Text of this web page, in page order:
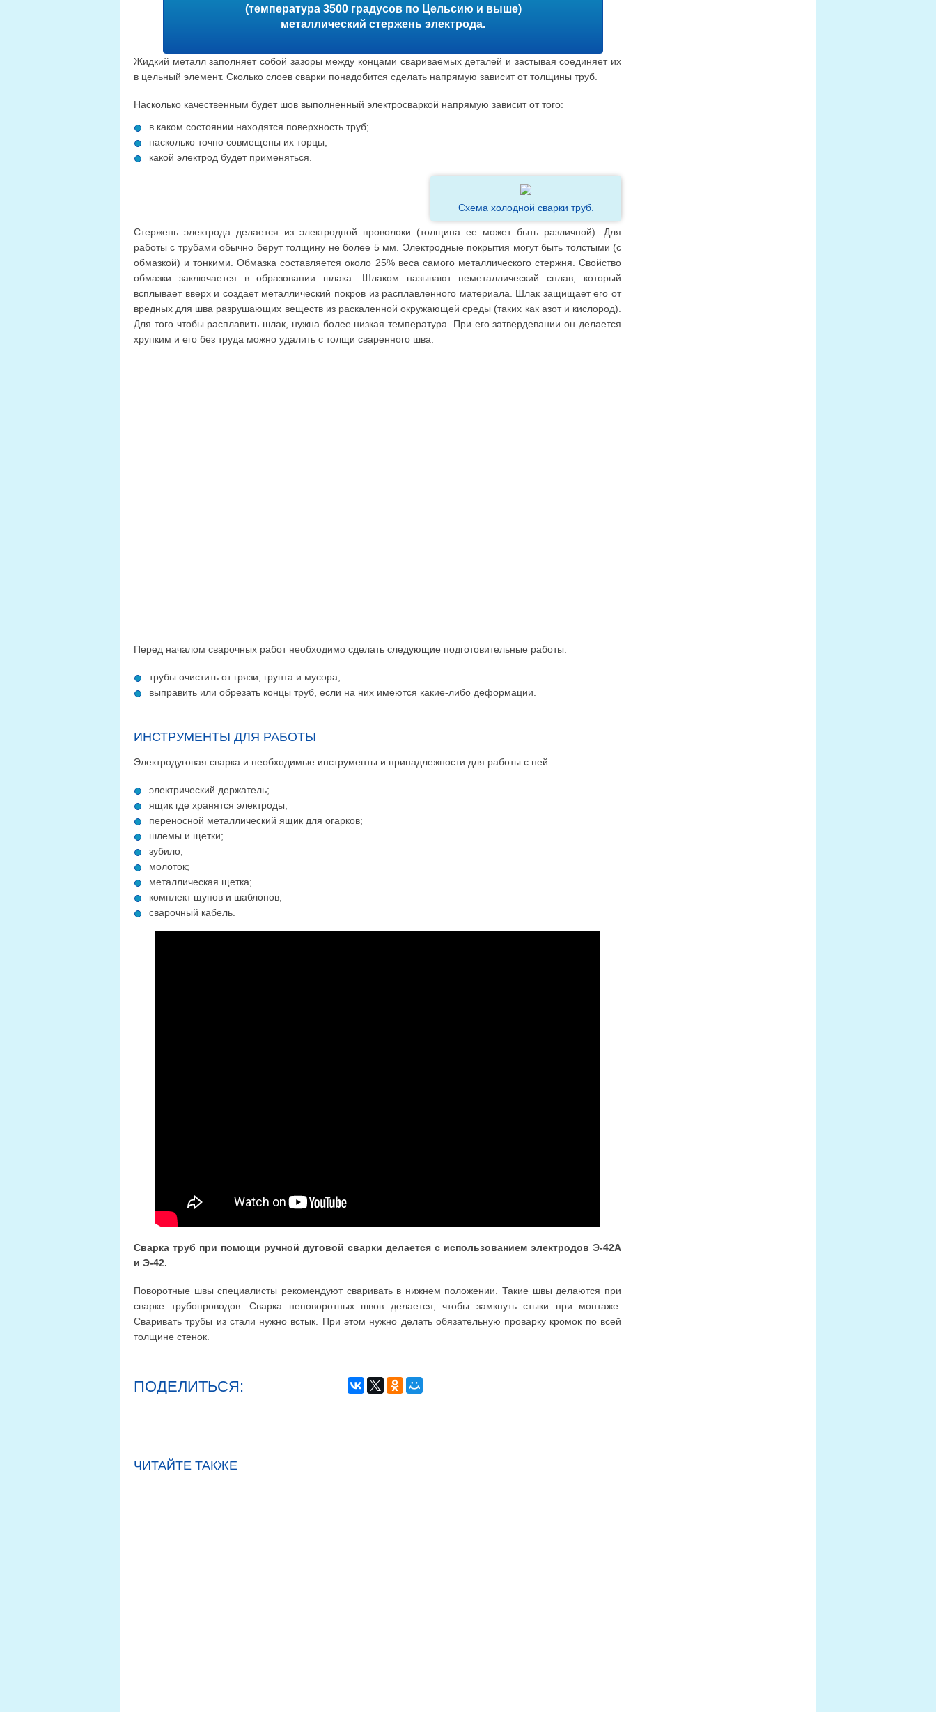
(температура 3500 градусов по Цельсию и выше)
металлический стержень электрода.
Жидкий металл заполняет собой зазоры между концами свариваемых деталей и застывая соединяет их
в цельный элемент. Сколько слоев сварки понадобится сделать напрямую зависит от толщины труб.
Насколько качественным будет шов выполненный электросваркой напрямую зависит от того:
в каком состоянии находятся поверхность труб;
насколько точно совмещены их торцы;
какой электрод будет применяться.
Схема холодной сварки труб.
Стержень электрода делается из электродной проволоки (толщина ее может быть различной). Для
работы с трубами обычно берут толщину не более 5 мм. Электродные покрытия могут быть толстыми (с
обмазкой) и тонкими. Обмазка составляется около 25% веса самого металлического стержня. Свойство
обмазки заключается в образовании шлака. Шлаком называют неметаллический сплав, который
всплывает вверх и создает металлический покров из расплавленного материала. Шлак защищает его от
вредных для шва разрушающих веществ из раскаленной окружающей среды (таких как азот и кислород).
Для того чтобы расплавить шлак, нужна более низкая температура. При его затвердевании он делается
хрупким и его без труда можно удалить с толщи сваренного шва.
Перед началом сварочных работ необходимо сделать следующие подготовительные работы:
трубы очистить от грязи, грунта и мусора;
выправить или обрезать концы труб, если на них имеются какие-либо деформации.
ИНСТРУМЕНТЫ ДЛЯ РАБОТЫ
Электродуговая сварка и необходимые инструменты и принадлежности для работы с ней:
электрический держатель;
ящик где хранятся электроды;
переносной металлический ящик для огарков;
шлемы и щетки;
зубило;
молоток;
металлическая щетка;
комплект щупов и шаблонов;
сварочный кабель.
Сварка труб при помощи ручной дуговой сварки делается с использованием электродов Э-42А
и Э-42.
Поворотные швы специалисты рекомендуют сваривать в нижнем положении. Такие швы делаются при
сварке трубопроводов. Сварка неповоротных швов делается, чтобы замкнуть стыки при монтаже.
Сваривать трубы из стали нужно встык. При этом нужно делать обязательную проварку кромок по всей
толщине стенок.
ПОДЕЛИТЬСЯ:
ЧИТАЙТЕ ТАКЖЕ